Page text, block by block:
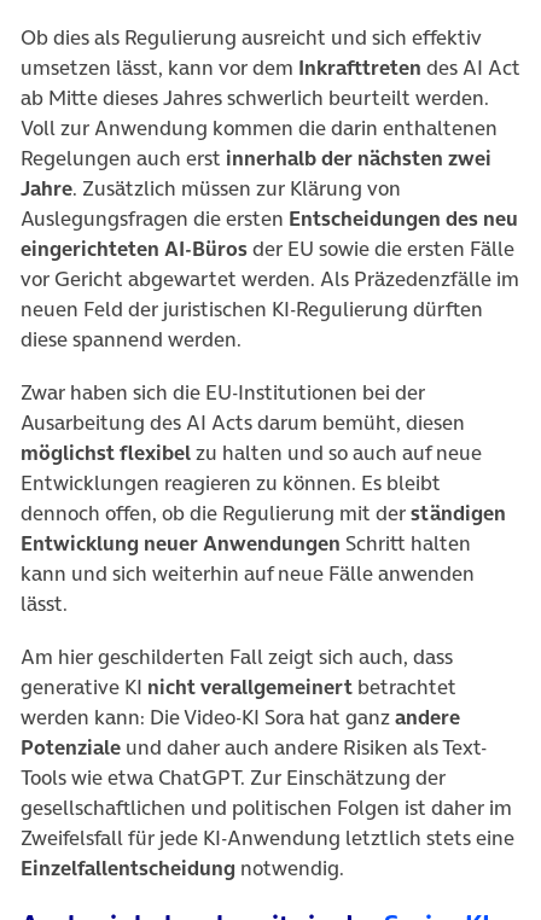
Ob dies als Regulierung ausreicht und sich effektiv
umsetzen lässt, kann vor dem Inkrafttreten des AI Act
ab Mitte dieses Jahres schwerlich beurteilt werden.
Voll zur Anwendung kommen die darin enthaltenen
Regelungen auch erst innerhalb der nächsten zwei
Jahre. Zusätzlich müssen zur Klärung von
Auslegungsfragen die ersten Entscheidungen des neu
eingerichteten AI-Bürosder EU sowie die ersten Fälle
vor Gericht abgewartet werden. Als Präzedenzfälle im
neuen Feld der juristischen KI-Regulierung dürften
diese spannend werden.
Zwar haben sich die EU-Institutionen bei der
Ausarbeitung des AI Acts darum bemüht, diesen
möglichst flexibelzu halten und so auch auf neue
Entwicklungen reagieren zu können. Es bleibt
dennoch offen, ob die Regulierung mit derständigen
Entwicklung neuer Anwendungen Schritt halten
kann und sich weiterhin auf neue Fälle anwenden
lässt.
Am hier geschilderten Fall zeigt sich auch, dass
generative KI nicht verallgemeinert betrachtet
werden kann: Die Video-KI Sora hat ganzandere
Potenziale und daher auch andere Risiken als Text-
Tools wie etwa ChatGPT. Zur Einschätzung der
gesellschaftlichen und politischen Folgen ist daher im
Zweifelsfall für jede KI-Anwendung letztlich stets eine
Einzelfallentscheidung notwendig.